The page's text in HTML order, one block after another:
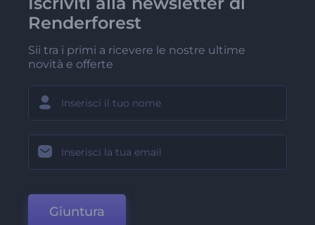
Renderforest
Sii tra i primi a ricevere le nostre ultime
novità e offerte
Giuntura